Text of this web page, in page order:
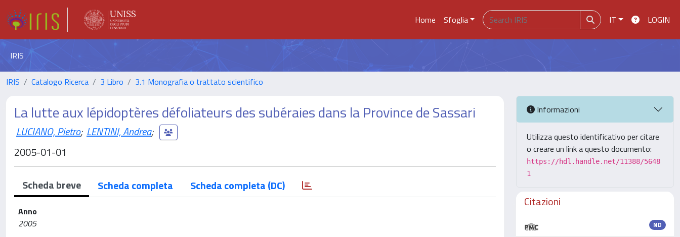
Home Sfoglia IT LOGIN
IRIS
IRIS Catalogo Ricerca 3 Libro 3.1 Monografia o trattato scientifico
La lutte aux lépidoptères défoliateurs des subéraies dans la Province de Sassari
LUCIANO, Pietro; LENTINI, Andrea;
2005-01-01
Scheda breve Scheda completa Scheda completa (DC)
Anno
2005
Informazioni
Utilizza questo identificativo per citare
o creare un link a questo documento:
https://hdl.handle.net/11388/5648
1
Citazioni
ND